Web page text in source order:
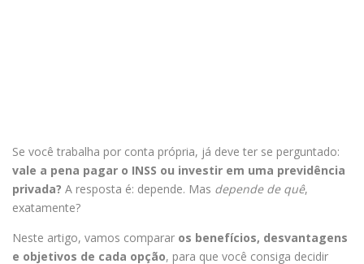
Se você trabalha por conta própria, já deve ter se perguntado:
vale a pena pagar o INSS ou investir em uma previdência
privada? A resposta é: depende. Mas depende de quê,
exatamente?
Neste artigo, vamos comparar os benefícios, desvantagens
e objetivos de cada opção, para que você consiga decidir